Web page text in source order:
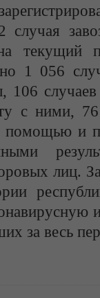
случая
текущий
1 056
106
с ними,
помощью и
лиц.
за весь